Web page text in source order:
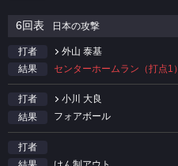
6回表 日本の攻撃
打者
外山 泰基
結果
センターホームラン（打点1）
打者
小川 大良
結果
フォアボール
打者